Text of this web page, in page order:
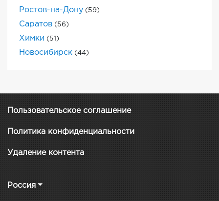
Ростов-на-Дону (59)
Саратов (56)
Химки (51)
Новосибирск (44)
Пользовательское соглашение
Политика конфиденциальности
Удаление контента
Россия